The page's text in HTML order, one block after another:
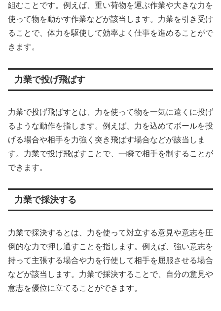
組むことです。例えば、重い荷物を運ぶ作業や大きな力を
使って物を動かす作業などが該当します。力業を引き受け
ることで、体力を駆使して効率よく仕事を進めることがで
きます。
力業で投げ飛ばす
力業で投げ飛ばすとは、力を使って物を一気に遠くに投げ
るような動作を指します。例えば、力を込めてボールを投
げる場合や相手を力強く突き飛ばす場合などが該当しま
す。力業で投げ飛ばすことで、一瞬で相手を制することが
できます。
力業で採決する
力業で採決するとは、力を使って対立する意見や意志を圧
倒的な力で押し通すことを指します。例えば、強い意志を
持って主張する場合や力を行使して相手を屈服させる場合
などが該当します。力業で採決することで、自分の意見や
意志を優位に立てることができます。